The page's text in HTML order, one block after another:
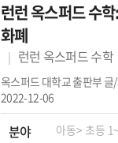
런런 옥스퍼드 수
화폐
런런 옥스퍼드 수학
옥스퍼드 대학교 출판부 글
2022-12-06
분야 아동> 초등